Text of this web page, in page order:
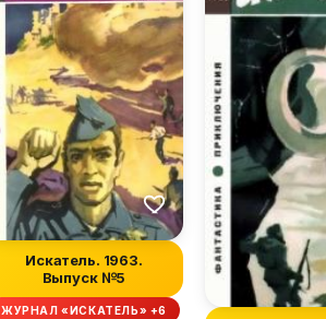
Искатель. 1963.
Выпуск №5
ЖУРНАЛ «ИСКАТЕЛЬ» +6